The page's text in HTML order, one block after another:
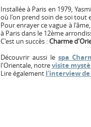
Installée à Paris en 1979,
où l'on prend soin de soi tout
Pour enrayer ce vague à
à Paris dans le 12ème
C'est un succès :Charme
Découvrir aussi lespa
l'Orientale, notrevisite
Lire également l'interview de